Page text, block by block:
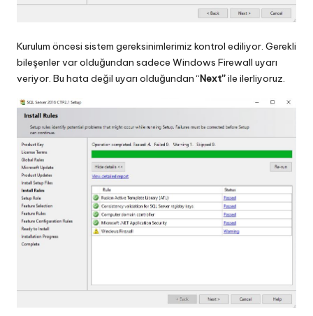
Kurulum öncesi sistem gereksinimlerimiz kontrol ediliyor. Gerekli
bileşenler var olduğundan sadece Windows Firewall uyarı
veriyor. Bu hata değil uyarı olduğundan “Next”ile ilerliyoruz.